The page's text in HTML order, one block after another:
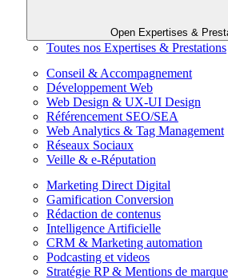
Open Expertises &
Toutes nos Expertises & Prestations
Conseil & Accompagnement
Développement Web
Web Design & UX-UI Design
Référencement SEO/SEA
Web Analytics & Tag Management
Réseaux Sociaux
Veille & e-Réputation
Marketing Direct Digital
Gamification Conversion
Rédaction de contenus
Intelligence Artificielle
CRM & Marketing automation
Podcasting et videos
Stratégie RP & Mentions de marque